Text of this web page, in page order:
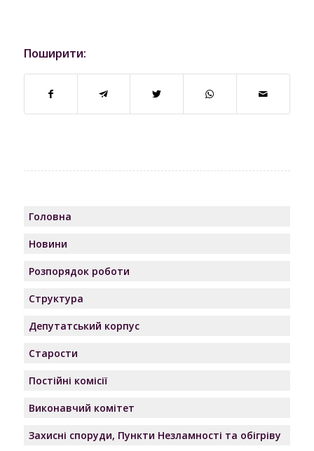
Поширити:
Головна
Новини
Розпорядок роботи
Структура
Депутатський корпус
Старости
Постійні комісії
Виконавчий комітет
Захисні споруди, Пункти Незламності та обігріву